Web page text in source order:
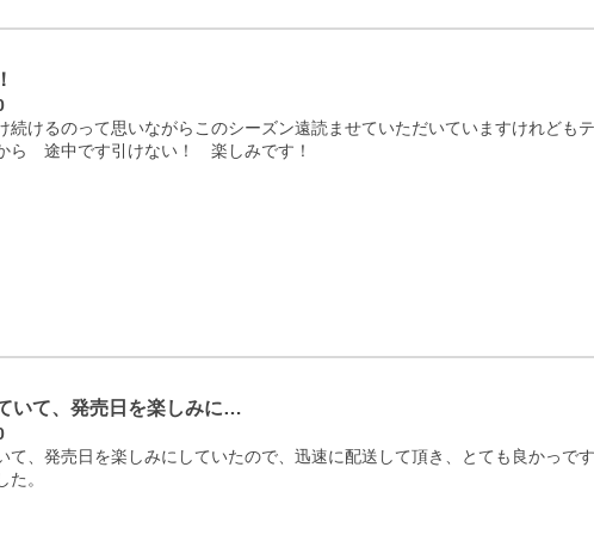
続けるのって思いながらこのシーズン遠読ませていただいていますけれども
ら　途中です引けない！　楽しみです！
いて、発売日を楽しみに…
て、発売日を楽しみにしていたので、迅速に配送して頂き、とても良かっです
。